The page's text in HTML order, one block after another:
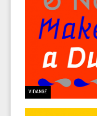
VIDANGE